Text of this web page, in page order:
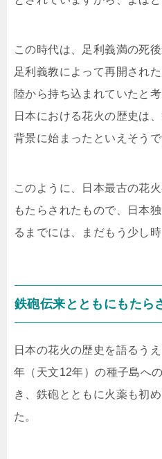
この時代は、足利義満の死
足利義教によって再開され
陸から持ち込まれていたと
日本における花火の歴史は
背景に始まったといえそうで
このように、日本最古の花
もたらされたもので、日本
るまでには、まだもう少し
鉄砲伝来とともにもたら
日本の花火の歴史を語るう
年（天文12年）の種子島へ
き、鉄砲とともに火薬も初
た。